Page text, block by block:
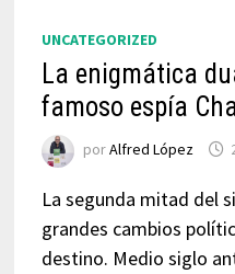
UNCATEGORIZED
La enigmática
famoso espía
porAlfred López
La segunda mitad del
grandes cambios
destino. Medio siglo